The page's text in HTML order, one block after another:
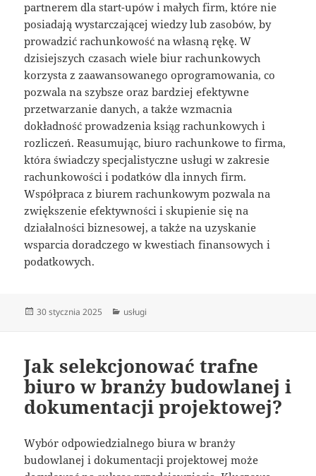
partnerem dla start-upów i małych firm, które nie
posiadają wystarczającej wiedzy lub zasobów, by
prowadzić rachunkowość na własną rękę. W
dzisiejszych czasach wiele biur rachunkowych
korzysta z zaawansowanego oprogramowania, co
pozwala na szybsze oraz bardziej efektywne
przetwarzanie danych, a także wzmacnia
dokładność prowadzenia ksiąg rachunkowych i
rozliczeń. Reasumując, biuro rachunkowe to firma,
która świadczy specjalistyczne usługi w zakresie
rachunkowości i podatków dla innych firm.
Współpraca z biurem rachunkowym pozwala na
zwiększenie efektywności i skupienie się na
działalności biznesowej, a także na uzyskanie
wsparcia doradczego w kwestiach finansowych i
podatkowych.
Data
30 stycznia 2025 Kategorie
usługi
Jak selekcjonować trafne
biuro w branży budowlanej i
dokumentacji projektowej?
Wybór odpowiedzialnego biura w branży
budowlanej i dokumentacji projektowej może